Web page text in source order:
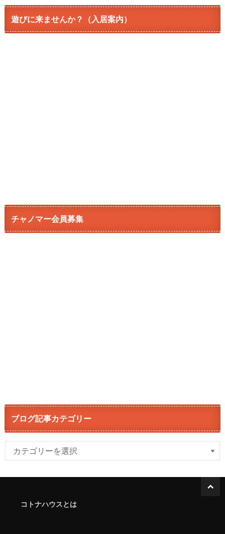
遊びに来ませんか？（入居案内）
チャノマー会員募集
ブログ記事カテゴリー
コトナハウスとは